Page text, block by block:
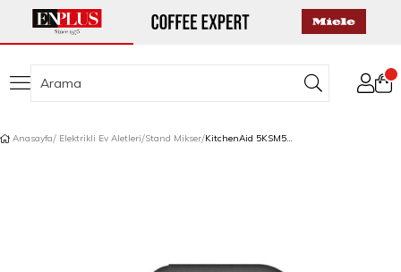
Anasayfa Elektrikli Ev Aletleri Stand Mikser KitchenAid 5KSM50PKVEBK Artisan Plus 4,7 L Stand Mikser Cast Iron Black